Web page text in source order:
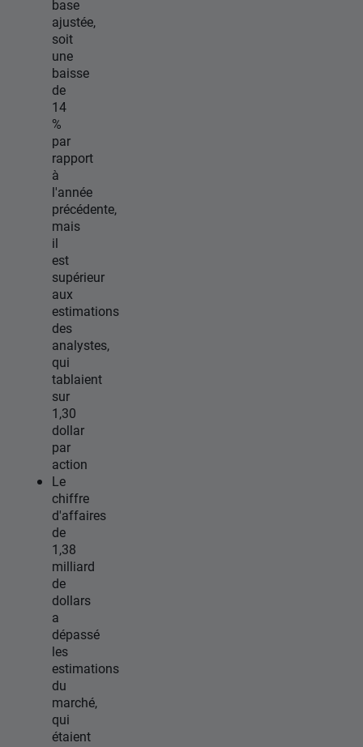
base
ajustée,
soit
une
baisse
de
14
%
par
rapport
à
l'année
précédente,
mais
il
est
supérieur
aux
estimations
des
analystes,
qui
tablaient
sur
1,30
dollar
par
action
Le
chiffre
d'affaires
de
1,38
milliard
de
dollars
a
dépassé
les
estimations
du
marché,
qui
étaient